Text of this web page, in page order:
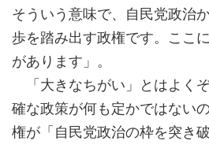
そういう意味で、自民党政治
歩を踏み出す政権です。ここ
があります」。
「大きなちがい」とはよく
確な政策が何も定かではない
権が「自民党政治の枠を突き